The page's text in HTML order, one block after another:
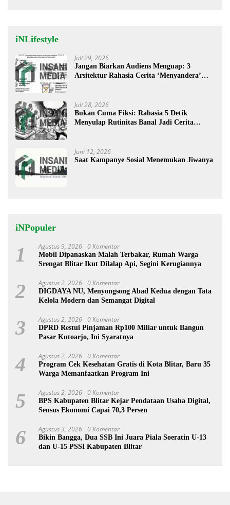
iNLifestyle
Juli 29, 2026
Jangan Biarkan Audiens Menguap: 3
Arsitektur Rahasia Cerita ‘Menyandera’
Juli 28, 2026
Bukan Cuma Fiksi: Rahasia 5 Detik
Menyulap Rutinitas Banal Jadi Cerita
Juni 12, 2026
Saat Kampanye Sosial Menemukan Jiwanya
iNPopuler
1 Agustus 9, 2026 0 Komentar
Mobil Dipanaskan Malah Terbakar, Rumah Warga
Srengat Blitar Ikut Dilalap Api, Segini Kerugiannya
2 Agustus 2, 2026 0 Komentar
DIGDAYA NU, Menyongsong Abad Kedua dengan Tata
Kelola Modern dan Semangat Digital
3 Agustus 2, 2026 0 Komentar
DPRD Restui Pinjaman Rp100 Miliar untuk Bangun
Pasar Kutoarjo, Ini Syaratnya
4 Agustus 2, 2026 0 Komentar
Program Cek Kesehatan Gratis di Kota Blitar, Baru 35
Warga Memanfaatkan Program Ini
5 Agustus 2, 2026 0 Komentar
BPS Kabupaten Blitar Kejar Pendataan Usaha Digital,
Sensus Ekonomi Capai 70,3 Persen
6 Agustus 3, 2026 0 Komentar
Bikin Bangga, Dua SSB Ini Juara Piala Soeratin U-13
dan U-15 PSSI Kabupaten Blitar